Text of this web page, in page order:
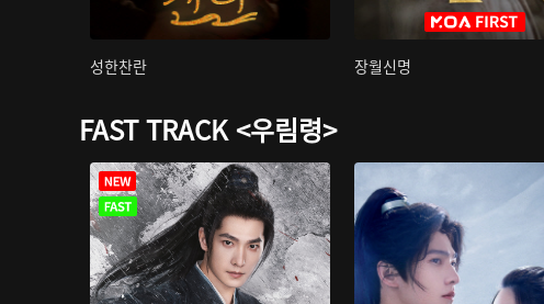
성한찬란 장월신명
FAST TRACK <우림령>